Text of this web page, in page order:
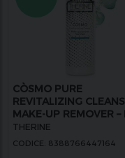
CÒSMO PURE
REVITALIZING
MAKE-UP REMOVER –
MASK
THERINE
CODICE: 8388766447164